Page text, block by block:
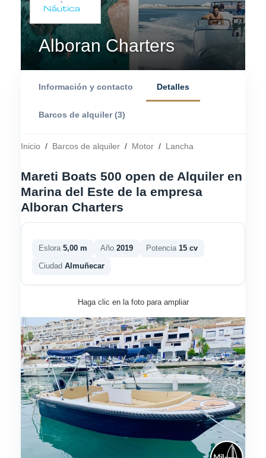
Alboran Charters
Información y contacto Detalles
Barcos de alquiler (3)
Inicio / Barcos de alquiler / Motor / Lancha
Mareti Boats 500 open de Alquiler en
Marina del Este de la empresa
Alboran Charters
Eslora 5,00 m Año 2019 Potencia 15 cv
Ciudad Almuñecar
Haga clic en la foto para ampliar